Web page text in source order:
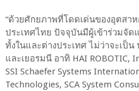
“ด้วยศักยภาพที่โดดเด่นของอุตสา
ประเทศไทย ปัจจุบันมีผู้เข้าร่วมจัด
ทั้งในและต่างประเทศ ไม่ว่าจะเป็น
และเยอรมนี อาทิ HAI ROBOTIC,
SSI Schaefer Systems
Technologies, SCA System